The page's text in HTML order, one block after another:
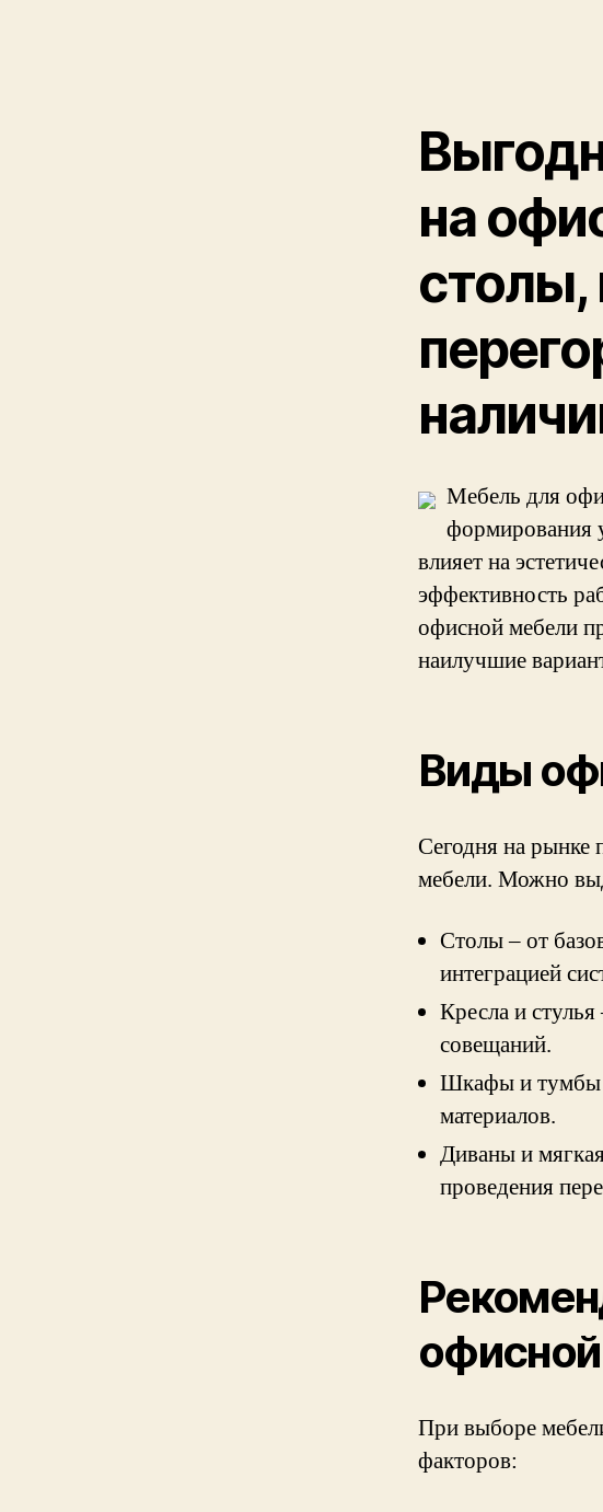
на
Мебель для
формирования
влияет на
эффективность
офисной мебели
наилучшие
Виды
Сегодня на рынке
мебели. Можно
Столы – от
интеграцией
Кресла и
совещаний.
Шкафы и тумбы
материалов.
Диваны и
проведения
При выборе
факторов: